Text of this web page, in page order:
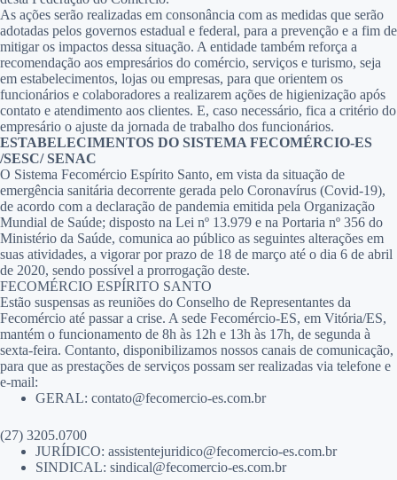
As ações serão realizadas em consonância com as medidas que serão
adotadas pelos governos estadual e federal, para a prevenção e a fim de
mitigar os impactos dessa situação. A entidade também reforça a
recomendação aos empresários do comércio, serviços e turismo, seja
em estabelecimentos, lojas ou empresas, para que orientem os
funcionários e colaboradores a realizarem ações de higienização após
contato e atendimento aos clientes. E, caso necessário, fica a critério do
empresário o ajuste da jornada de trabalho dos funcionários.
ESTABELECIMENTOS DO SISTEMA FECOMÉRCIO-ES
/SESC/ SENAC
O Sistema Fecomércio Espírito Santo, em vista da situação de
emergência sanitária decorrente gerada pelo Coronavírus (Covid-19),
de acordo com a declaração de pandemia emitida pela Organização
Mundial de Saúde; disposto na Lei nº 13.979 e na Portaria nº 356 do
Ministério da Saúde, comunica ao público as seguintes alterações em
suas atividades, a vigorar por prazo de 18 de março até o dia 6 de abril
de 2020, sendo possível a prorrogação deste.
FECOMÉRCIO ESPÍRITO SANTO
Estão suspensas as reuniões do Conselho de Representantes da
Fecomércio até passar a crise. A sede Fecomércio-ES, em Vitória/ES,
mantém o funcionamento de 8h às 12h e 13h às 17h, de segunda à
sexta-feira. Contanto, disponibilizamos nossos canais de comunicação,
para que as prestações de serviços possam ser realizadas via telefone e
e-mail:
GERAL: contato@fecomercio-es.com.br
(27) 3205.0700
JURÍDICO: assistentejuridico@fecomercio-es.com.br
SINDICAL: sindical@fecomercio-es.com.br